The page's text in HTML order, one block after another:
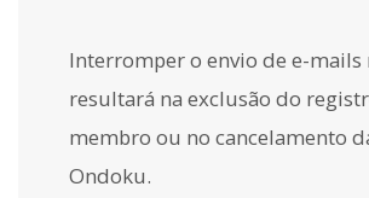
Interromper o envio de e-mails
resultará na exclusão do
membro ou no cancelamento
Ondoku.